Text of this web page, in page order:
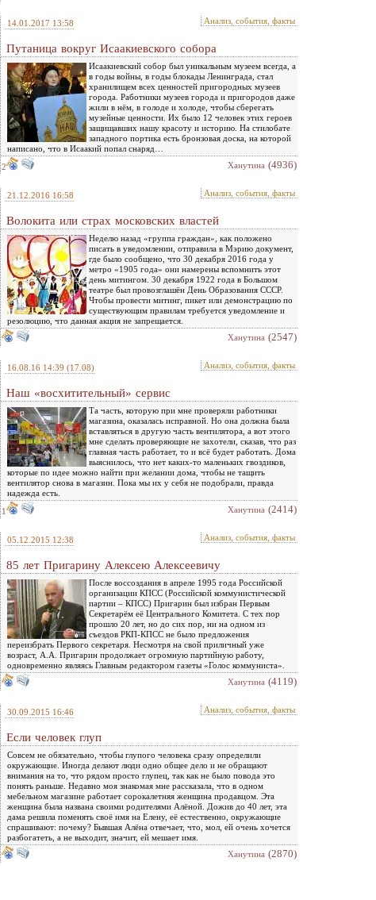
14.01.2017 13:58 Анализ, события, факты
Путаница вокруг Исаакиевского собора
Исаакиевский собор был уникальным музеем всегда, а
в годы войны, в годы блокады Ленинграда, стал
хранилищем всех ценностей пригородных музеев
города. Работники музеев города и пригородов даже
жили в нём, в голоде и холоде, чтобы сберегать
музейные ценности. Их было 12 человек этих героев
защищавших нашу красоту и историю. На стилобате
западного портика есть бронзовая доска, на которой
написано, что в Исаакий попал снаряд…
2
Ханутина (4936)
21.12.2016 16:58 Анализ, события, факты
Волокита или страх московских властей
Неделю назад «группа граждан», как положено
писать в уведомлении, отправила в Мэрию документ,
где было сообщено, что 30 декабря 2016 года у
метро «1905 года» они намерены вспомнить этот
день митингом. 30 декабря 1922 года в Большом
театре был провозглашён День Образования СССР.
Чтобы провести митинг, пикет или демонстрацию по
существующим правилам требуется уведомление и
резолюцию, что данная акция не запрещается.
Ханутина (2547)
16.08.16 14:39 (17.08) Анализ, события, факты
Наш «восхитительный» сервис
Та часть, которую при мне проверяли работники
магазина, оказалась исправной. Но она должна была
вставляться в другую часть вентилятора, а вот этого
мне сделать проверяющие не захотели, сказав, что раз
главная часть работает, то и всё будет работать. Дома
выяснилось, что нет каких-то маленьких гвоздиков,
которые по идее можно найти при желании дома, чтобы не тащить
вентилятор снова в магазин. Пока мы их у себя не подобрали, правда
надежда есть.
1
Ханутина (2414)
05.12.2015 12:38 Анализ, события, факты
85 лет Пригарину Алексею Алексеевичу
После воссоздания в апреле 1995 года Российской
организации КПСС (Российской коммунистической
партии – КПСС) Пригарин был избран Первым
Секретарём её Центрального Комитета. С тех пор
прошло 20 лет, но до сих пор, ни на одном из
съездов РКП-КПСС не было предложения
переизбрать Первого секретаря. Несмотря на свой приличный уже
возраст, А.А. Пригарин продолжает огромную партийную работу,
одновременно являясь Главным редактором газеты «Голос коммуниста».
Ханутина (4119)
30.09.2015 16:46 Анализ, события, факты
Если человек глуп
Совсем не обязательно, чтобы глупого человека сразу определили
окружающие. Иногда делают люди одно общее дело и не обращают
внимания на то, что рядом просто глупец, так как не было повода это
понять раньше. Недавно моя знакомая мне рассказала, что в одном
мебельном магазине работает сорокалетняя женщина продавцом. Эта
женщина была названа своими родителями Алёной. Дожив до 40 лет, эта
дама решила поменять своё имя на Елену, её естественно, окружающие
спрашивают: почему? Бывшая Алёна отвечает, что, мол, ей очень хочется
разбогатеть, а не выходит, значит, ей мешает имя.
Ханутина (2870)